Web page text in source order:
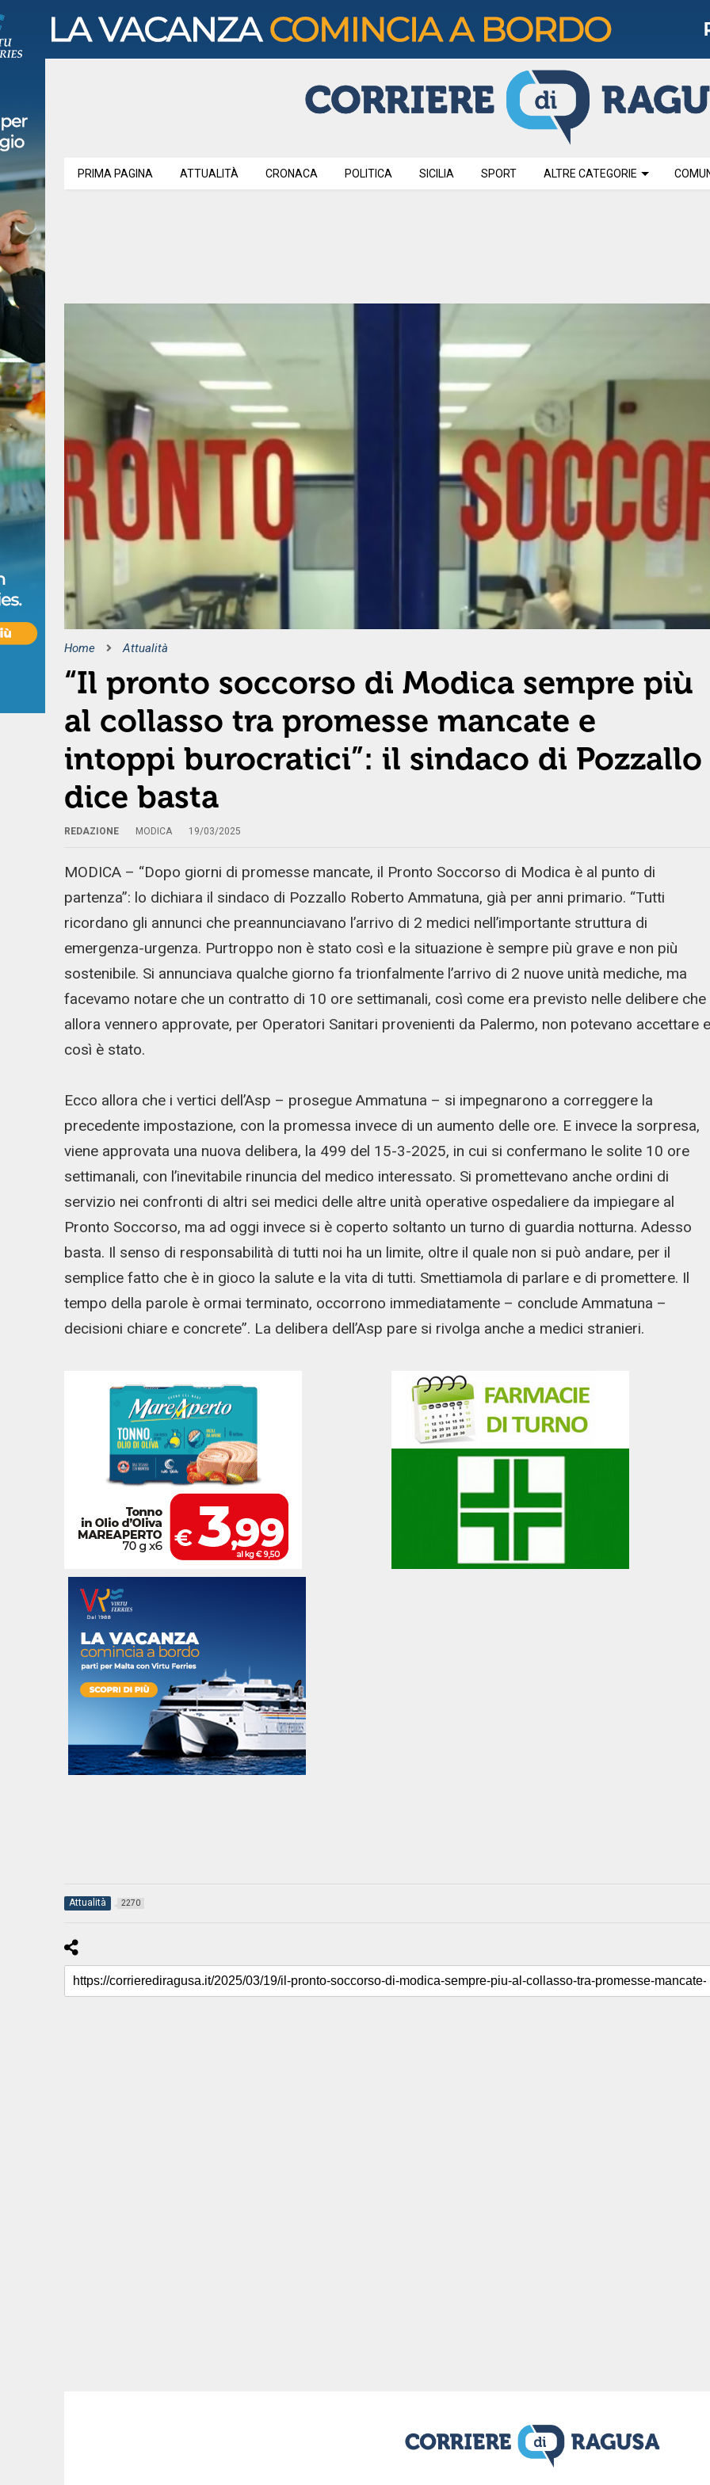
PRIMA PAGINA ATTUALITÀ CRONACA POLITICA SICILIA SPORT ALTRE CATEGORIE
Home Attualità
“Il pronto soccorso di Modica sempre più
al collasso tra promesse mancate e
intoppi burocratici”: il sindaco di Pozzallo
dice basta
REDAZIONE MODICA 19/03/2025
MODICA – “Dopo giorni di promesse mancate, il Pronto Soccorso di Modica è al punto di
partenza”: lo dichiara il sindaco di Pozzallo Roberto Ammatuna, già per anni primario. “Tutti
ricordano gli annunci che preannunciavano l’arrivo di 2 medici nell’importante struttura di
emergenza-urgenza. Purtroppo non è stato così e la situazione è sempre più grave e non più
sostenibile. Si annunciava qualche giorno fa trionfalmente l’arrivo di 2 nuove unità mediche, ma
facevamo notare che un contratto di 10 ore settimanali, così come era previsto nelle delibere che
allora vennero approvate, per Operatori Sanitari provenienti da Palermo, non potevano accettare e
così è stato.
Ecco allora che i vertici dell’Asp – prosegue Ammatuna – si impegnarono a correggere la
precedente impostazione, con la promessa invece di un aumento delle ore. E invece la sorpresa,
viene approvata una nuova delibera, la 499 del 15-3-2025, in cui si confermano le solite 10 ore
settimanali, con l’inevitabile rinuncia del medico interessato. Si promettevano anche ordini di
servizio nei confronti di altri sei medici delle altre unità operative ospedaliere da impiegare al
Pronto Soccorso, ma ad oggi invece si è coperto soltanto un turno di guardia notturna. Adesso
basta. Il senso di responsabilità di tutti noi ha un limite, oltre il quale non si può andare, per il
semplice fatto che è in gioco la salute e la vita di tutti. Smettiamola di parlare e di promettere. Il
tempo della parole è ormai terminato, occorrono immediatamente – conclude Ammatuna –
decisioni chiare e concrete”. La delibera dell’Asp pare si rivolga anche a medici stranieri.
Attualità 2270